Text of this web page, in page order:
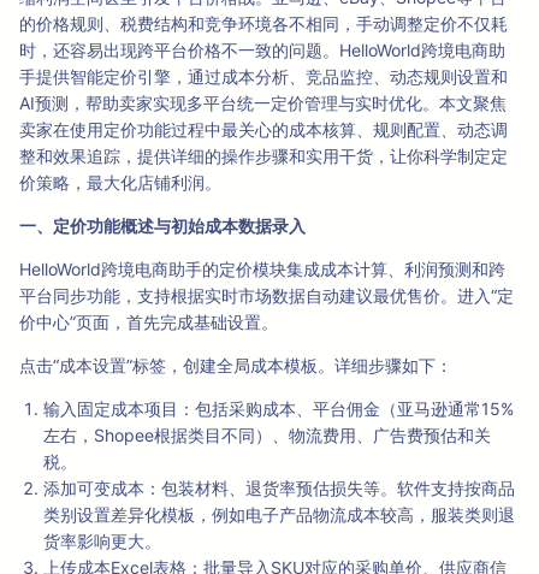
的价格规则、税费结构和竞争环境各不相同，手动调整定价不仅耗
时，还容易出现跨平台价格不一致的问题。HelloWorld跨境电商助
手提供智能定价引擎，通过成本分析、竞品监控、动态规则设置和
AI预测，帮助卖家实现多平台统一定价管理与实时优化。本文聚焦
卖家在使用定价功能过程中最关心的成本核算、规则配置、动态调
整和效果追踪，提供详细的操作步骤和实用干货，让你科学制定定
价策略，最大化店铺利润。
一、定价功能概述与初始成本数据录入
HelloWorld跨境电商助手的定价模块集成成本计算、利润预测和跨
平台同步功能，支持根据实时市场数据自动建议最优售价。进入“定
价中心”页面，首先完成基础设置。
点击“成本设置”标签，创建全局成本模板。详细步骤如下：
输入固定成本项目：包括采购成本、平台佣金（亚马逊通常15%
左右，Shopee根据类目不同）、物流费用、广告费预估和关
税。
添加可变成本：包装材料、退货率预估损失等。软件支持按商品
类别设置差异化模板，例如电子产品物流成本较高，服装类则退
货率影响更大。
上传成本Excel表格：批量导入SKU对应的采购单价、供应商信